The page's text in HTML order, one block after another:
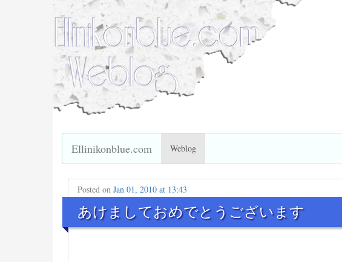
Ellinikonblue.com Weblog
Posted on Jan 01, 2010 at 13:43
あけましておめでとうございます